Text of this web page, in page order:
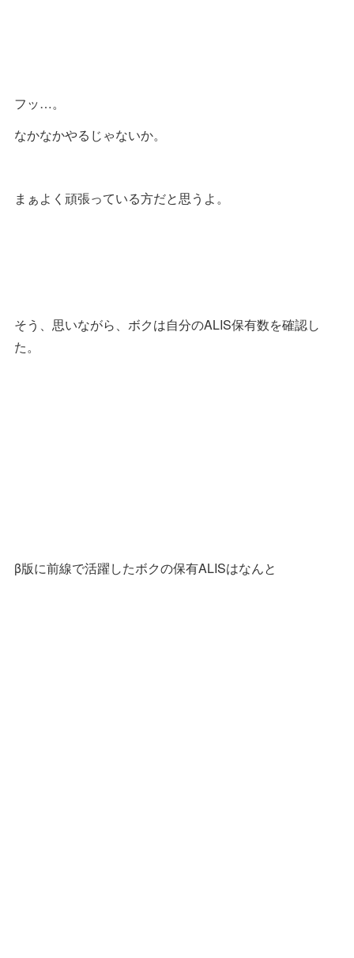
フッ…。
なかなかやるじゃないか。
まぁよく頑張っている方だと思うよ。
そう、思いながら、ボクは自分のALIS保有数を確認し
た。
β版に前線で活躍したボクの保有ALISはなんと